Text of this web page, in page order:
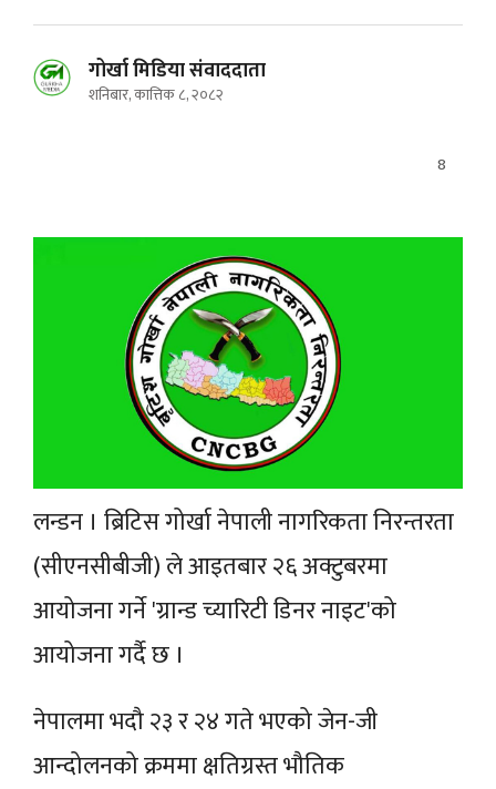
गोर्खा मिडिया संवाददाता
शनिबार, कात्तिक ८, २०८२
8
लन्डन । ब्रिटिस गोर्खा नेपाली नागरिकता निरन्तरता
(सीएनसीबीजी) ले आइतबार २६ अक्टुबरमा
आयोजना गर्ने 'ग्रान्ड च्यारिटी डिनर नाइट'को
आयोजना गर्दै छ ।
नेपालमा भदौ २३ र २४ गते भएको जेन-जी
आन्दोलनको क्रममा क्षतिग्रस्त भौतिक